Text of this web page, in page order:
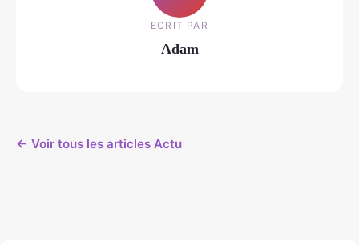
ECRIT PAR
Adam
← Voir tous les articles Actu